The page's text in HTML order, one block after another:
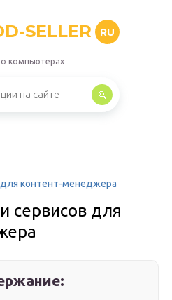
SELLER RU
компьютерах
контент-менеджера
сервисов для